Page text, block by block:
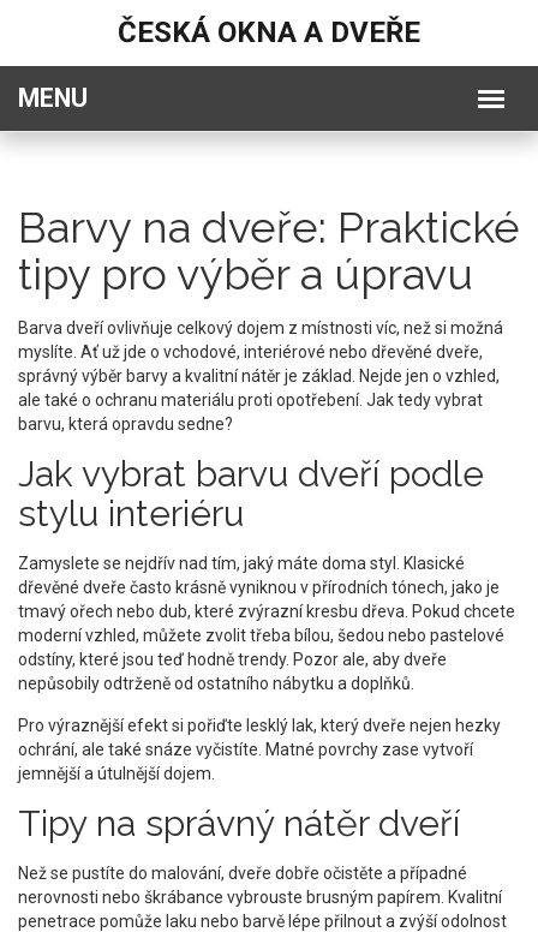
ČESKÁ OKNA A DVEŘE
Barvy na dveře: Praktické
tipy pro výběr a úpravu
Barva dveří ovlivňuje celkový dojem z místnosti víc, než si možná
myslíte. Ať už jde o vchodové, interiérové nebo dřevěné dveře,
správný výběr barvy a kvalitní nátěr je základ. Nejde jen o vzhled,
ale také o ochranu materiálu proti opotřebení. Jak tedy vybrat
barvu, která opravdu sedne?
Jak vybrat barvu dveří podle
stylu interiéru
Zamyslete se nejdřív nad tím, jaký máte doma styl. Klasické
dřevěné dveře často krásně vyniknou v přírodních tónech, jako je
tmavý ořech nebo dub, které zvýrazní kresbu dřeva. Pokud chcete
moderní vzhled, můžete zvolit třeba bílou, šedou nebo pastelové
odstíny, které jsou teď hodně trendy. Pozor ale, aby dveře
nepůsobily odtrženě od ostatního nábytku a doplňků.
Pro výraznější efekt si pořiďte lesklý lak, který dveře nejen hezky
ochrání, ale také snáze vyčistíte. Matné povrchy zase vytvoří
jemnější a útulnější dojem.
Tipy na správný nátěr dveří
Než se pustíte do malování, dveře dobře očistěte a případné
nerovnosti nebo škrábance vybrouste brusným papírem. Kvalitní
penetrace pomůže laku nebo barvě lépe přilnout a zvýší odolnost